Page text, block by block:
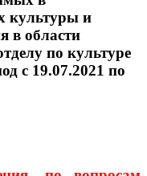
культуры и
в области
по культуре
с 19.07.2021 по